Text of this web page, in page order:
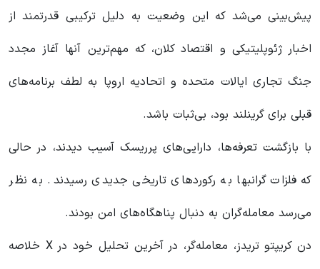
پیش‌بینی می‌شد که این وضعیت به دلیل ترکیبی قدرتمند از
اخبار ژئوپلیتیکی و اقتصاد کلان، که مهم‌ترین آنها آغاز مجدد
جنگ تجاری ایالات متحده و اتحادیه اروپا به لطف برنامه‌های
قبلی برای گرینلند بود، بی‌ثبات باشد.
با بازگشت تعرفه‌ها، دارایی‌های پرریسک آسیب دیدند، در حالی
که فلزات گرانبها به رکوردهای تاریخی جدیدی رسیدند. به نظر
می‌رسد معامله‌گران به دنبال پناهگاه‌های امن بودند.
دن کریپتو تریدز، معامله‌گر، در آخرین تحلیل خود در X خلاصه